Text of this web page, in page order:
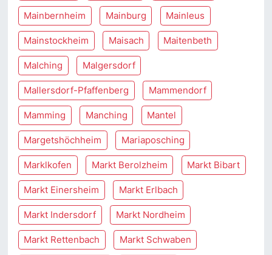
Mainbernheim Mainburg Mainleus
Mainstockheim Maisach Maitenbeth
Malching Malgersdorf
Mallersdorf-Pfaffenberg Mammendorf
Mamming Manching Mantel
Margetshöchheim Mariaposching
Marklkofen Markt Berolzheim Markt Bibart
Markt Einersheim Markt Erlbach
Markt Indersdorf Markt Nordheim
Markt Rettenbach Markt Schwaben